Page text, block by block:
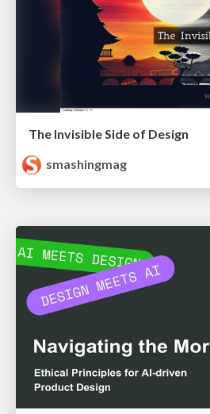
The Invisible Side of Design
smashingmag